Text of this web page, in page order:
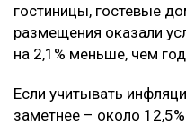
гостиницы, гостевые
размещения оказали
на 2,1% меньше, чем
Если учитывать
заметнее – около 12,5%.